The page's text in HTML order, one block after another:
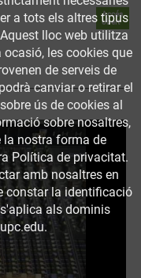
Accés
obert
a tots els altres tipus
lloc web utilitza
les cookies que
de serveis de
canviar o retirar el
ús de cookies al
sobre nosaltres,
la nostra forma de
Política de privacitat.
amb nosaltres en
constar la identificació
als dominis